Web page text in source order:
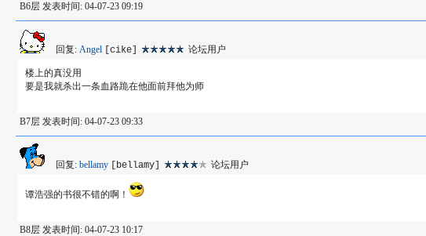
B6层 发表时间: 04-07-23 09:19
回复: Angel [cike] 论坛用户
楼上的真没用
要是我就杀出一条血路跪在他面前拜他为师
B7层 发表时间: 04-07-23 09:33
回复: bellamy [bellamy] 论坛用户
谭浩强的书很不错的啊！
B8层 发表时间: 04-07-23 10:17